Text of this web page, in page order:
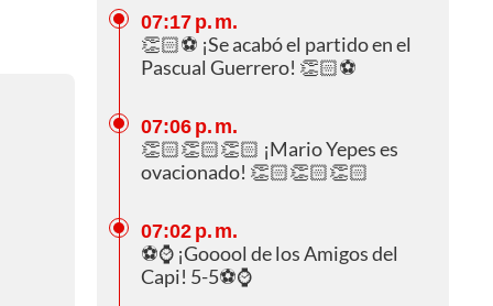
07:17 p. m.
👏🏻⚽ ¡Se acabó el partido en el
Pascual Guerrero! 👏🏻⚽
07:06 p. m.
👏🏻👏🏻👏🏻 ¡Mario Yepes es
ovacionado! 👏🏻👏🏻👏🏻
07:02 p. m.
⚽⌚ ¡Gooool de los Amigos del
Capi! 5-5⚽⌚